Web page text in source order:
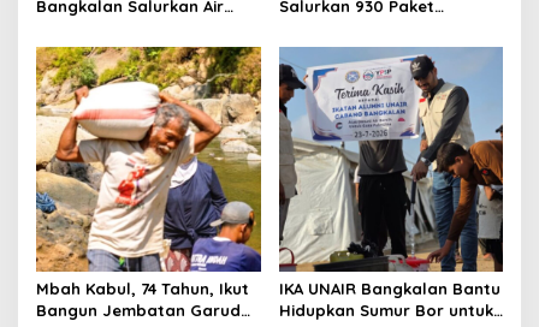
Bangkalan Salurkan Air
Salurkan 930 Paket
Kebakaran Tallo
Mbah Kabul, 74 Tahun, Ikut
Bangun Jembatan Garuda
IKA UNAIR Bangkalan Bantu
Hidupkan Sumur Bor untuk